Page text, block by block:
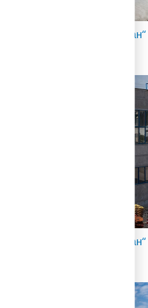
площи – бул. „Тутракан“
площи – бул. „Тутракан“